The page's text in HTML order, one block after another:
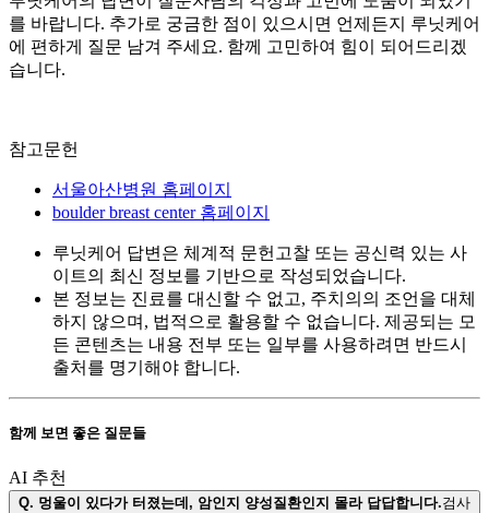
를 바랍니다. 추가로 궁금한 점이 있으시면 언제든지 루닛케어
에 편하게 질문 남겨 주세요. 함께 고민하여 힘이 되어드리겠
습니다.
참고문헌
서울아산병원 홈페이지
boulder breast center 홈페이지
루닛케어 답변은 체계적 문헌고찰 또는 공신력 있는 사
이트의 최신 정보를 기반으로 작성되었습니다.
본 정보는 진료를 대신할 수 없고, 주치의의 조언을 대체
하지 않으며, 법적으로 활용할 수 없습니다. 제공되는 모
든 콘텐츠는 내용 전부 또는 일부를 사용하려면 반드시
출처를 명기해야 합니다.
함께 보면 좋은 질문들
AI 추천
Q. 멍울이 있다가 터졌는데, 암인지 양성질환인지 몰라 답답합니다.검사